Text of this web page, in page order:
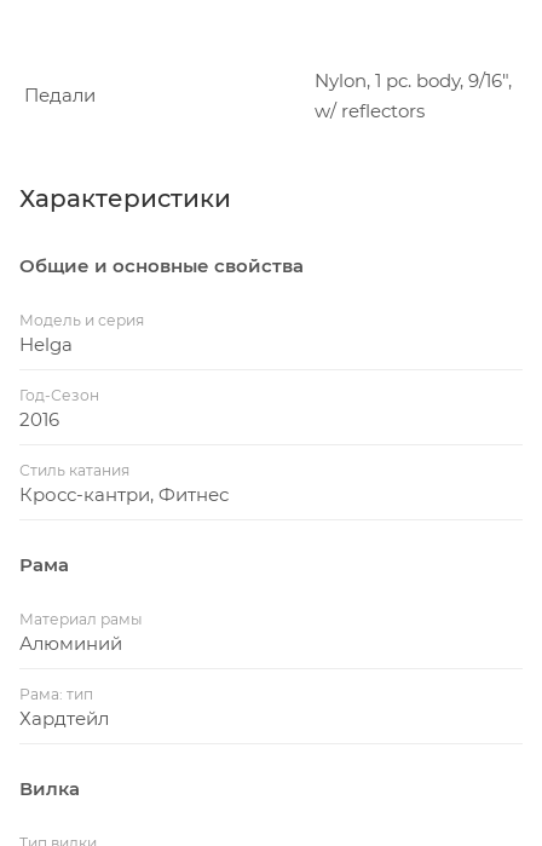
Педали
Nylon, 1 pc. body, 9/16",
w/ reflectors
Характеристики
Общие и основные свойства
Модель и серия
Helga
Год-Сезон
2016
Стиль катания
Кросс-кантри, Фитнес
Рама
Материал рамы
Алюминий
Рама: тип
Хардтейл
Вилка